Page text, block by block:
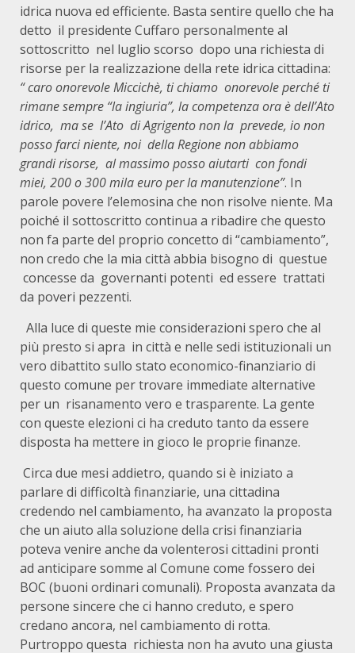
idrica nuova ed efficiente. Basta sentire quello che ha
detto il presidente Cuffaro personalmente al
sottoscritto nel luglio scorso dopo una richiesta di
risorse per la realizzazione della rete idrica cittadina:
“ caro onorevole Miccichè, ti chiamo onorevole perché ti
rimane sempre “la ingiuria”, la competenza ora è dell’Ato
idrico, ma se l’Ato di Agrigento non la prevede, io non
posso farci niente, noi della Regione non abbiamo
grandi risorse, al massimo posso aiutarti con fondi
miei, 200 o 300 mila euro per la manutenzione”. In
parole povere l’elemosina che non risolve niente. Ma
poiché il sottoscritto continua a ribadire che questo
non fa parte del proprio concetto di “cambiamento”,
non credo che la mia città abbia bisogno di questue
concesse da governanti potenti ed essere trattati
da poveri pezzenti.
Alla luce di queste mie considerazioni spero che al
più presto si apra in città e nelle sedi istituzionali un
vero dibattito sullo stato economico-finanziario di
questo comune per trovare immediate alternative
per un risanamento vero e trasparente. La gente
con queste elezioni ci ha creduto tanto da essere
disposta ha mettere in gioco le proprie finanze.
Circa due mesi addietro, quando si è iniziato a
parlare di difficoltà finanziarie, una cittadina
credendo nel cambiamento, ha avanzato la proposta
che un aiuto alla soluzione della crisi finanziaria
poteva venire anche da volenterosi cittadini pronti
ad anticipare somme al Comune come fossero dei
BOC (buoni ordinari comunali). Proposta avanzata da
persone sincere che ci hanno creduto, e spero
credano ancora, nel cambiamento di rotta.
Purtroppo questa richiesta non ha avuto una giusta